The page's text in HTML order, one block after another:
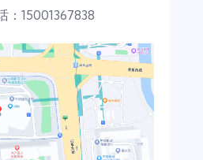
：15001367838